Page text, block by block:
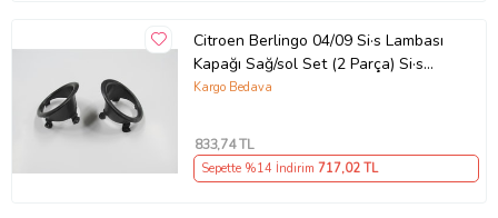
Citroen Berlingo 04/09 Si·s Lambası
Kapağı Sağ/sol Set (2 Parça) Si·s
Deli·kli·
Kargo Bedava
833,74 TL
Sepette %14 İndirim 717,02 TL